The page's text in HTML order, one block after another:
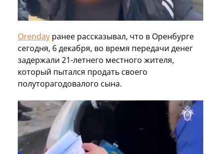
Orenday ранее рассказывал, что в Оренбурге
сегодня, 6 декабря, во время передачи денег
задержали 21-летнего местного жителя,
который пытался продать своего
полуторагодовалого сына.